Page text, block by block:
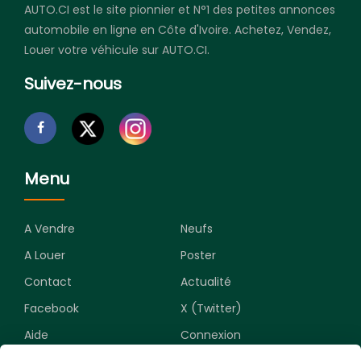
AUTO.CI est le site pionnier et N°1 des petites annonces
automobile en ligne en Côte d'Ivoire. Achetez, Vendez,
Louer votre véhicule sur AUTO.CI.
Suivez-nous
Menu
A Vendre
Neufs
A Louer
Poster
Contact
Actualité
Facebook
X (Twitter)
Aide
Connexion